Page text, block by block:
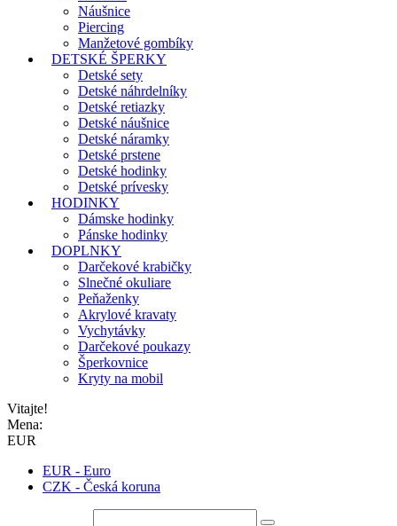
Náušnice
Piercing
Manžetové gombíky
DETSKÉ ŠPERKY
Detské sety
Detské náhrdelníky
Detské retiazky
Detské náušnice
Detské náramky
Detské prstene
Detské hodinky
Detské prívesky
HODINKY
Dámske hodinky
Pánske hodinky
DOPLNKY
Darčekové krabičky
Slnečné okuliare
Peňaženky
Akrylové kravaty
Vychytávky
Darčekové poukazy
Šperkovnice
Kryty na mobil
Vitajte!
Mena:
EUR
EUR - Euro
CZK - Česká koruna